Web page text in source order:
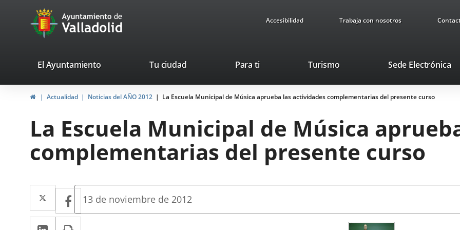
Portal
Web
Ayuntamiento
de
Accesibilidad Trabaja con nosotros
valladolid.es
El Ayuntamiento Tu ciudad Para ti TurismoThis
will
open
a
pop-
up
window.
Sede Electrónica
HomeActualidad Noticias del AÑO 2012 La Escuela Municipal de Música aprueba las actividades complementarias del presente curso
La Escuela Municipal de Música
complementarias del presente curso
Twitter
Enlace
a
Facebook
Enlace
a
Linkedin
Enlace
Fecha
la
13 de noviembre de 2012